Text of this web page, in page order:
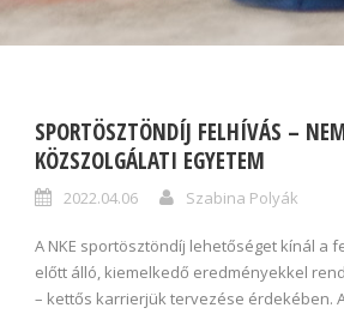
SPORTÖSZTÖNDÍJ FELHÍVÁS –
KÖZSZOLGÁLATI EGYETEM
2022.04.06 Szabina Polyák
A NKE sportösztöndíj lehetőséget kínál a
előtt álló, kiemelkedő eredményekkel
– kettős karrierjük tervezése érdekében.